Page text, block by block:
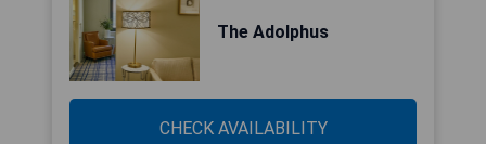
The Adolphus
CHECK AVAILABILITY